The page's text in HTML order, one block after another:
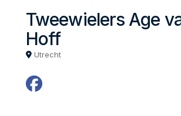
Tweewielers Age
Hoff
Utrecht